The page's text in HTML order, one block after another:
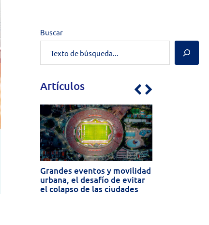
Buscar
Artículos
Grandes eventos y movilidad
urbana, el desafío de evitar
el colapso de las ciudades